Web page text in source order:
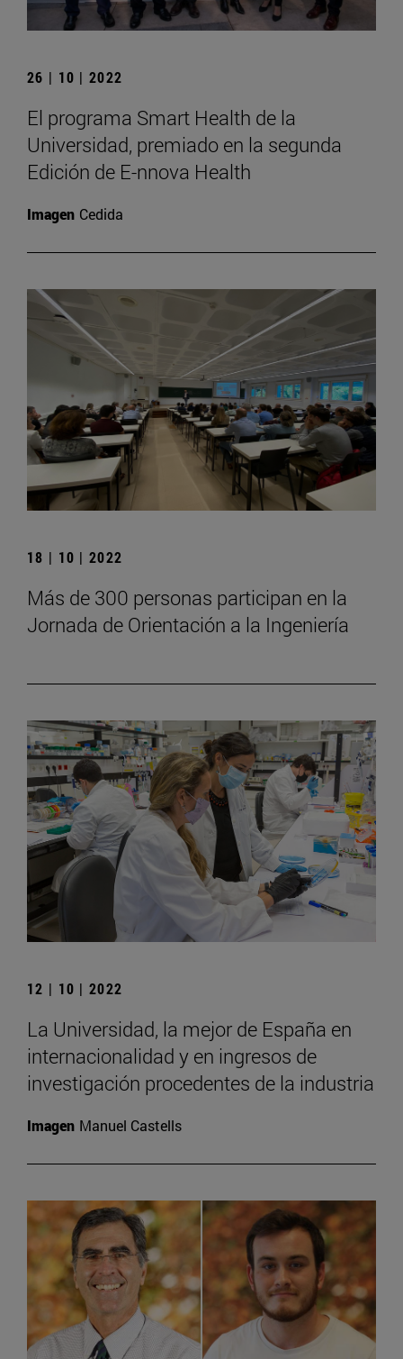
26 | 10 | 2022
El programa Smart Health de la
Universidad, premiado en la segunda
Edición de E-nnova Health
Imagen Cedida
18 | 10 | 2022
Más de 300 personas participan en la
Jornada de Orientación a la Ingeniería
12 | 10 | 2022
La Universidad, la mejor de España en
internacionalidad y en ingresos de
investigación procedentes de la industria
Imagen Manuel Castells